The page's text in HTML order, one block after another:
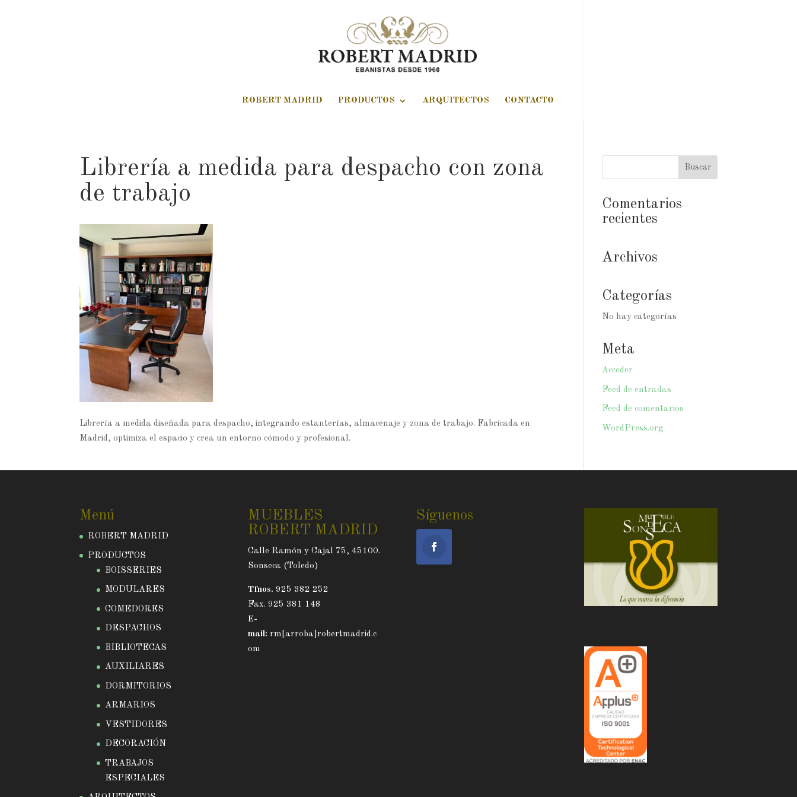
ROBERT MADRID PRODUCTOS ARQUITECTOS CONTACTO
Librería a medida para despacho con zona
de trabajo
Librería a medida diseñada para despacho, integrando estanterías, almacenaje y zona de trabajo. Fabricada en
Madrid, optimiza el espacio y crea un entorno cómodo y profesional.
Comentarios
recientes
Archivos
Categorías
No hay categorías
Meta
Acceder
Feed de entradas
Feed de comentarios
WordPress.org
Menú
ROBERT MADRID
PRODUCTOS
BOISSERIES
MODULARES
COMEDORES
DESPACHOS
BIBLIOTECAS
AUXILIARES
DORMITORIOS
ARMARIOS
VESTIDORES
DECORACIÓN
TRABAJOS
ESPECIALES
MUEBLES
ROBERT MADRID
Calle Ramón y Cajal 75, 45100.
Sonseca (Toledo)
Tfnos. 925 382 252
Fax. 925 381 148
E-
mail: rm[arroba]robertmadrid.c
om
Síguenos